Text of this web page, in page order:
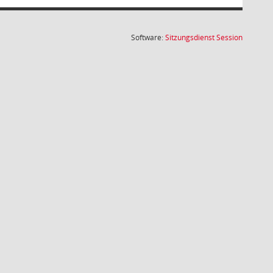
Software:SitzungsdienstSession(Wird in